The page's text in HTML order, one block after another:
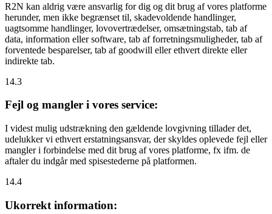
R2N kan aldrig være ansvarlig for dig og dit brug af vores platforme
herunder, men ikke begrænset til, skadevoldende handlinger,
uagtsomme handlinger, lovovertrædelser, omsætningstab, tab af
data, information eller software, tab af forretningsmuligheder, tab af
forventede besparelser, tab af goodwill eller ethvert direkte eller
indirekte tab.
14.3
Fejl og mangler i vores service:
I videst mulig udstrækning den gældende lovgivning tillader det,
udelukker vi ethvert erstatningsansvar, der skyldes oplevede fejl eller
mangler i forbindelse med dit brug af vores platforme, fx ifm. de
aftaler du indgår med spisestederne på platformen.
14.4
Ukorrekt information: